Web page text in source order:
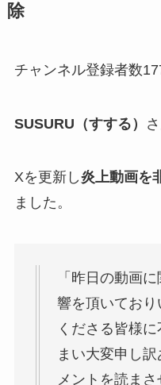
除
チャンネル登録者数
SUSURU（すする）
Xを更新し炎上動画を
ました。
「昨日の動画
響を頂いてお
くださる皆様
まい大変申し
メントを読まさ